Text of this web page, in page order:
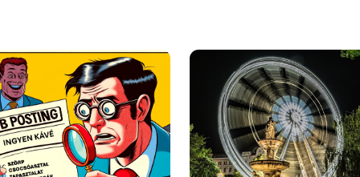
Így
belvárosi